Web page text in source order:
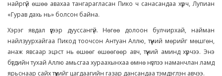
найргүй өшөө авахаа тангарагласан Пико ч санасандаа хүрч, Лупиан
«Гурав дахь нь» болсон байна.
Хэрэг явдал үүгээр дууссангүй. Нөгөө долоон булчирхай, найман
найлзуурхайгаа Пикод тоочсон Антуан Аллю, түүний мөрийг мөшгөн,
анаж явсаар эцэст нь өшөөг өшөөгөөр авч, түүний аминд хүрчээ. Энэ
бүгдийн тухай Аллю амьсгаа хураахынхаа өмнө нүглээ наманчлан ламд
ярьснаар сайх түүхийг цагдаагийн газар дансандаа тэмдэглэн авчээ.